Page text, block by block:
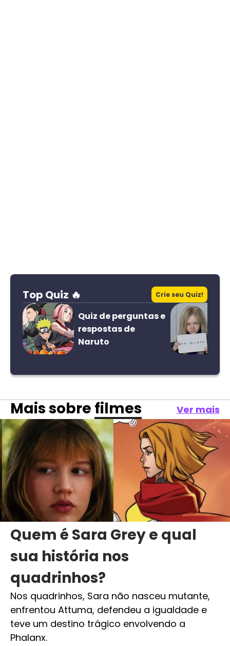
Top Quiz 🔥 Crie seu Quiz!
Quiz de perguntas e
respostas de
Naruto
Mais sobre filmes Ver mais
Quem é Sara Grey e qual
sua história nos
quadrinhos?
Nos quadrinhos, Sara não nasceu mutante,
enfrentou Attuma, defendeu a igualdade e
teve um destino trágico envolvendo a
Phalanx.